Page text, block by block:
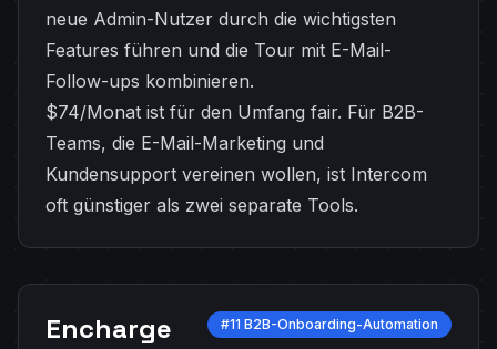
neue Admin-Nutzer durch die wichtigsten
Features führen und die Tour mit E-Mail-
Follow-ups kombinieren.
$74/Monat ist für den Umfang fair. Für B2B-
Teams, die E-Mail-Marketing und
Kundensupport vereinen wollen, ist Intercom
oft günstiger als zwei separate Tools.
Encharge #11 B2B-Onboarding-Automation